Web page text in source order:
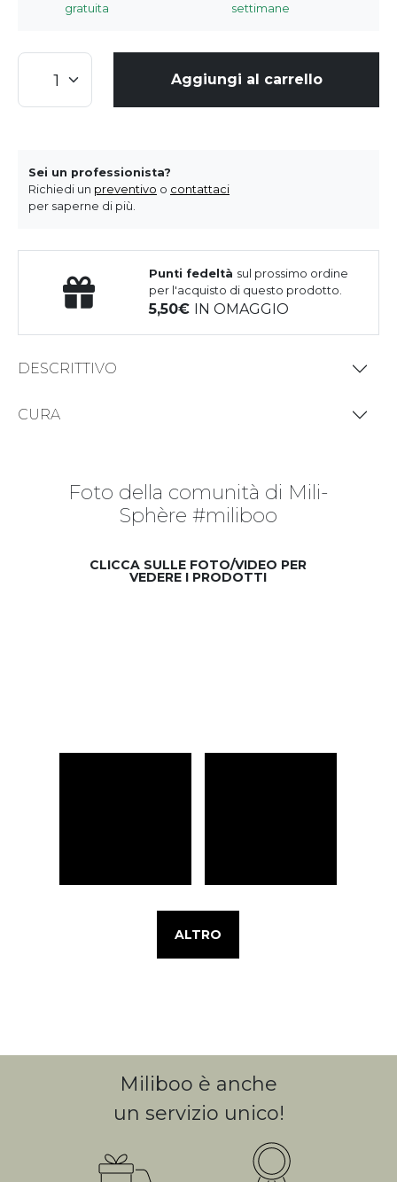
gratuita
settimane
Aggiungi al carrello
Sei un professionista?
Richiedi un preventivo o contattaci
per saperne di più.
Punti fedeltà sul prossimo ordine
per l'acquisto di questo prodotto.
5,50 IN OMAGGIO
DESCRITTIVO
CURA
Foto della comunità di Mili-
Sphère #miliboo
CLICCA SULLE FOTO/VIDEO PER
VEDERE I PRODOTTI
ALTRO
Miliboo è anche
un servizio unico!